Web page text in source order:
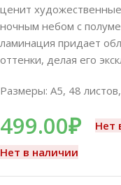
ценит
ночным небом с
ламинация придает
оттенки, делая его
Размеры: A5, 48
499.00₽
Нет
Нет в наличии